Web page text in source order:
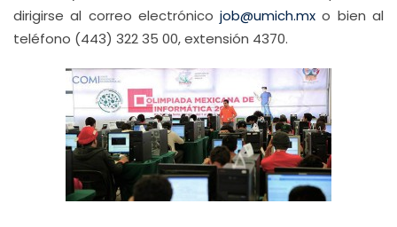
dirigirse al correo electrónicojob@umich.mx o bien al
teléfono (443) 322 35 00, extensión 4370.